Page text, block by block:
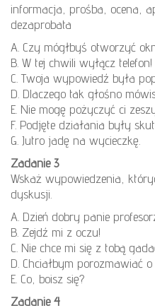
informacja, prośba, ocena,
dezaprobata
A. Czy mógłbyś otworzyć
B. W tej chwili wyłącz telefon!
C. Twoja wypowiedź była
D. Dlaczego tak głośno
E. Nie mogę pożyczyć ci
F. Podjęte działania były
G. Jutro jadę na wycieczkę.
Zadanie 3
Wskaż wypowiedzenia,
dyskusji.
A. Dzień dobry panie
B. Zejdź mi z oczu!
C. Nie chce mi się z tobą
D. Chciałbym porozmawiać
E. Co, boisz się?
Zadanie 4